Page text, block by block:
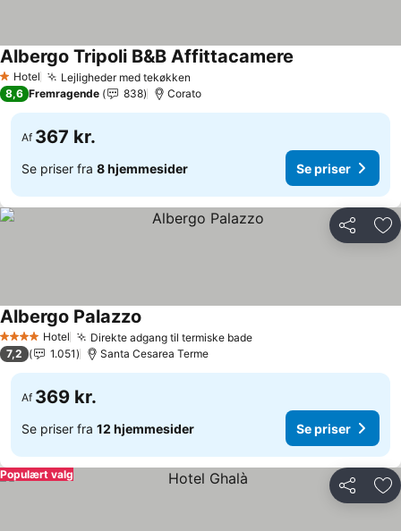
1 Stjerner
Hotel Lejligheder med tekøkken
Albergo Tripoli B&B Affittacamere
8,6 Fremragende 838 Corato
Af 367 kr.
Se priser fra 8 hjemmesider Se priser
Del
4 StjernerHotel Direkte adgang til termiske badeSe priser
Albergo Palazzo
7,2 1.051 Santa Cesarea Terme
Af 369 kr.
Se priser fra 12 hjemmesider Se priser
Del
Populært valg